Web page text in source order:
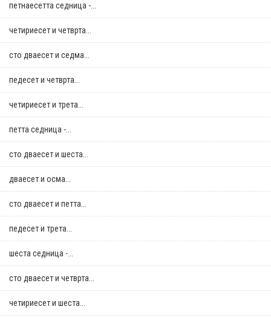
петнаесетта седница -...
четириесет и четврта...
сто дваесет и седма...
педесет и четврта...
четириесет и трета...
петта седница -...
сто дваесет и шеста...
дваесет и осма...
сто дваесет и петта...
педесет и трета...
шеста седница -...
сто дваесет и четврта...
четириесет и шеста...